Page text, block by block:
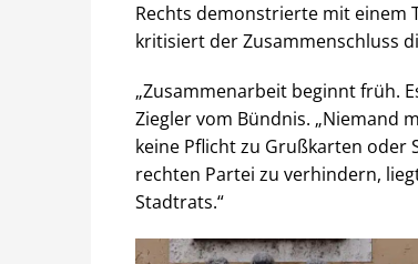
Rechts demonstrierte mit einem
kritisiert der Zusammenschluss
„Zusammenarbeit beginnt früh.
Ziegler vom Bündnis. „Niemand
keine Pflicht zu Grußkarten oder
rechten Partei zu verhindern,
Stadtrats.“